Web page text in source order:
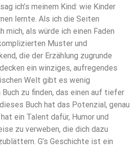
ich’s meinem Kind: wie Kinder
lernte. Als ich die Seiten
als würde ich einen Faden
Muster und
die der Erzählung zugrunde
ein winziges, aufregendes
Welt gibt es wenig
Buch zu finden, das einen auf tiefer
Buch hat das Potenzial, genau
ein Talent dafür, Humor und
zu verweben, die dich dazu
G’s Geschichte ist ein